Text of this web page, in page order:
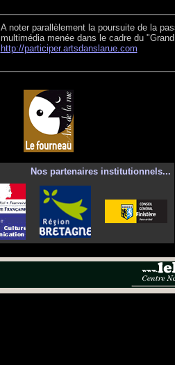
A noter parallèlement la poursuite de la
multimédia menée dans le cadre du
http://participer.artsdanslarue.com
Nos partenaires institutionnels...